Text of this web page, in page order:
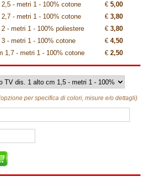
- metri 1 - 100% cotone
€ 5,00
- metri 1 - 100% cotone
€ 3,80
- metri 1 - 100% poliestere
€ 3,80
- metri 1 - 100% cotone
€ 4,50
1,7 - metri 1 - 100% cotone
€ 2,50
per specifica di colori, misure e/o dettagli)